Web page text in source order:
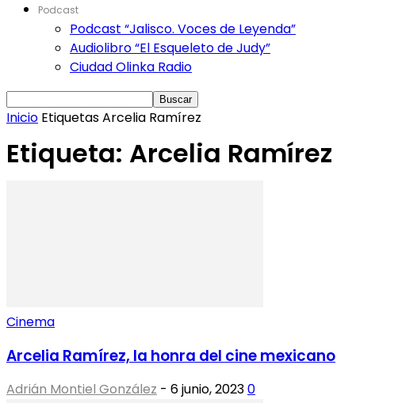
Podcast
Podcast “Jalisco. Voces de Leyenda”
Audiolibro “El Esqueleto de Judy”
Ciudad Olinka Radio
Inicio EtiquetasArcelia Ramírez
Etiqueta: Arcelia Ramírez
Cinema
Arcelia Ramírez, la honra del cine mexicano
Adrián Montiel González - 6 junio, 20230